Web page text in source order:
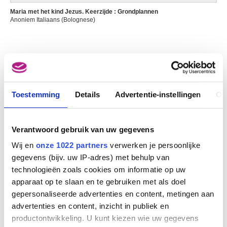
Toestemming Details Advertentie-instellingen
Verantwoord gebruik van uw gegevens
Wij en onze 1022 partners verwerken je persoonlijke
gegevens (bijv. uw IP-adres) met behulp van
technologieën zoals cookies om informatie op uw
apparaat op te slaan en te gebruiken met als doel
gepersonaliseerde advertenties en content, metingen aan
advertenties en content, inzicht in publiek en
productontwikkeling. U kunt kiezen wie uw gegevens
Sint-Gillis / Brussel 1879 - Elsene / Brussel 1963
Brussel 1874 - Elsene / Brussel 1949
Cambier Nestor
Couillet / Charleroi 1879 - Brussel 1934
Campagnola Domenico
Campendonk Heinrich
Krefeld, Noordrijn-Westfalen (Duitsland) 1889 - Amsterdam (Nederland)
Camphuijsen Govert Dircksz.
Dokkum (Nederland) 1623/24 - Amsterdam (Nederland) 1672
Camphuysen Dirk Rafaelsz.
Gorinchem (Nederland) 1586 - Dokkum (Nederland) 1627
Campi Giulio
Maria met het kind Jezus. Keerzijde : Grondplannen
Anoniem Italiaans (Bolognese)
DOMENICO CAMPAGNOLA